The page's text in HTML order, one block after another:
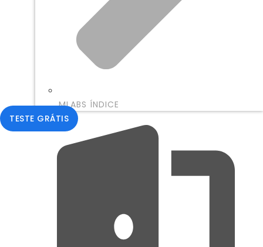
MLABS ÍNDICE
TESTE GRÁTIS